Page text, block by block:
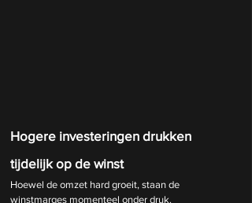
Hogere investeringen drukken
tijdelijk op de winst
Hoewel de omzet hard groeit, staan de
winstmarges momenteel onder druk.